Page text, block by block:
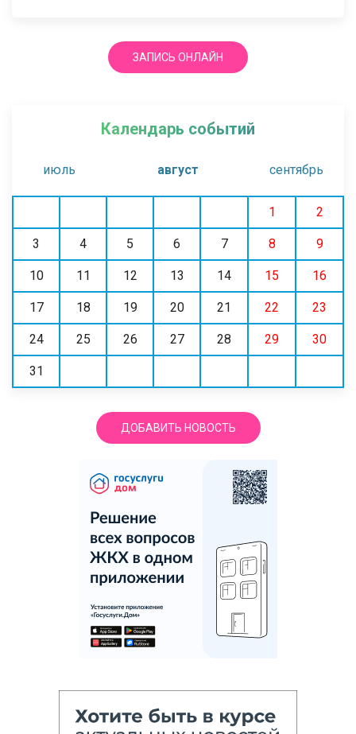
ЗАПИСЬ ОНЛАЙН
Календарь событий
июль август сентябрь
1 2
3 4 5 6 7 8 9
10 11 12 13 14 15 16
17 18 19 20 21 22 23
24 25 26 27 28 29 30
31
ДОБАВИТЬ НОВОСТЬ